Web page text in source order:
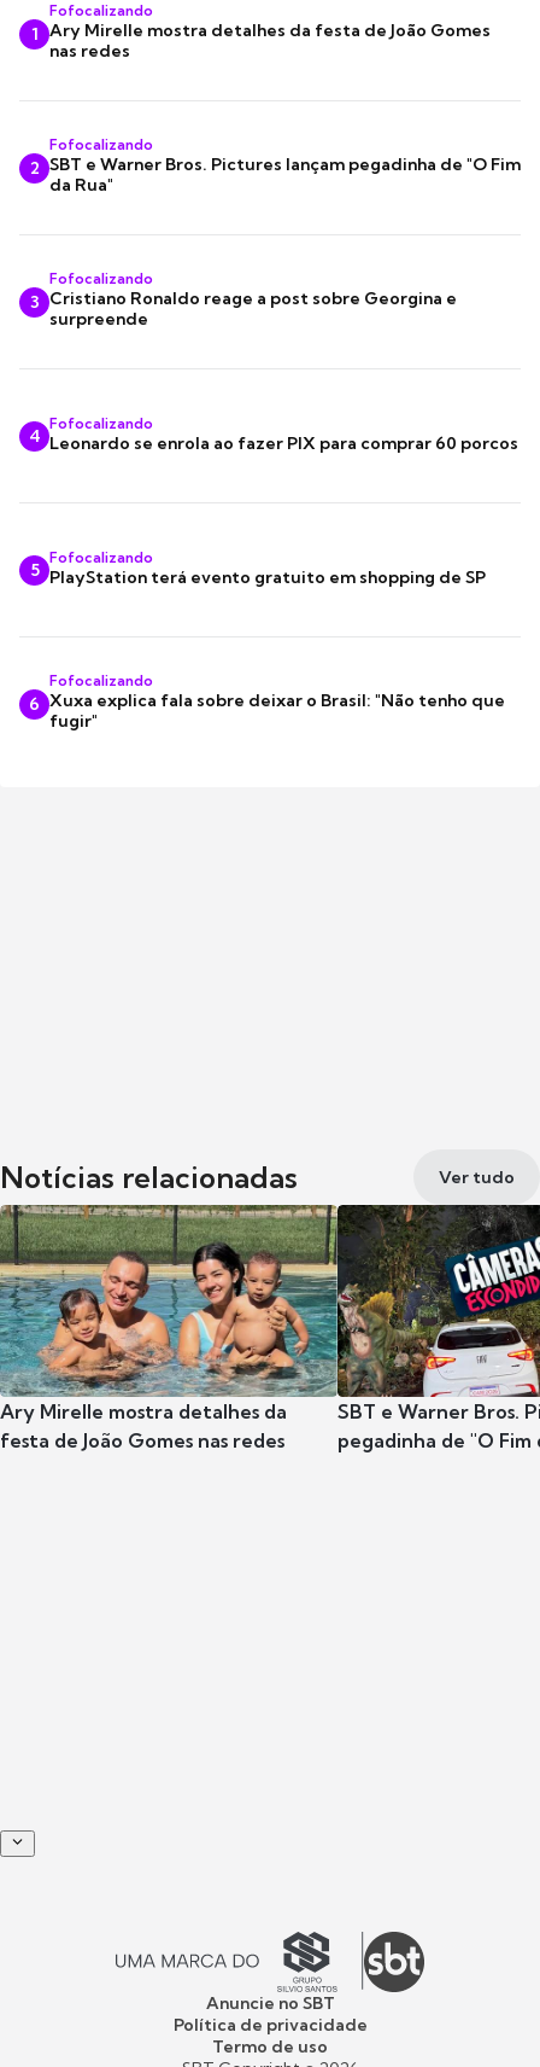
1
Fofocalizando
Ary Mirelle mostra detalhes da festa de João Gomes
nas redes
2
Fofocalizando
SBT e Warner Bros. Pictures lançam pegadinha de "O Fim
da Rua"
3
Fofocalizando
Cristiano Ronaldo reage a post sobre Georgina e
surpreende
4
Fofocalizando
Leonardo se enrola ao fazer PIX para comprar 60 porcos
5
Fofocalizando
PlayStation terá evento gratuito em shopping de SP
6
Fofocalizando
Xuxa explica fala sobre deixar o Brasil: "Não tenho que
fugir"
Notícias relacionadas Ver tudo
Ary Mirelle mostra detalhes da
festa de João Gomes nas redes
SBT e Warner Bros.
pegadinha de "O Fim
Anuncie no SBT
Política de privacidade
Termo de uso